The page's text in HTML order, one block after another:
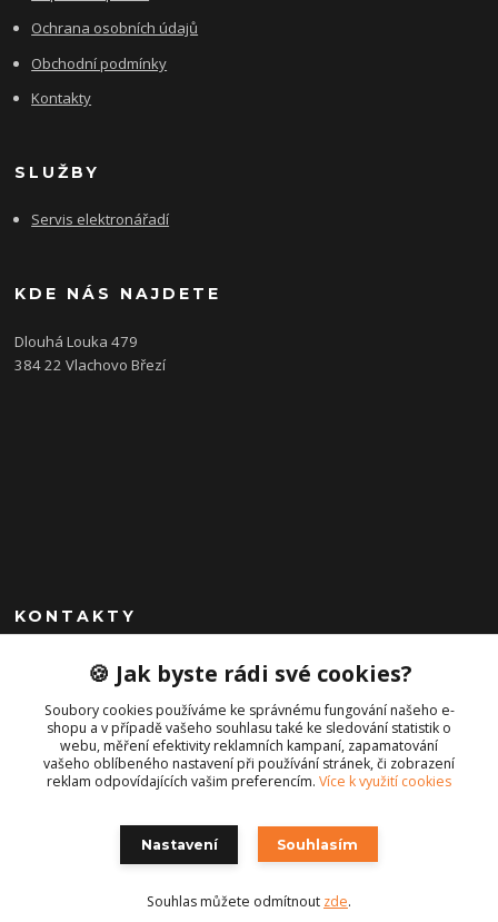
Ochrana osobních údajů
Obchodní podmínky
Kontakty
SLUŽBY
Servis elektronářadí
KDE NÁS NAJDETE
Dlouhá Louka 479
384 22 Vlachovo Březí
KONTAKTY
+420 792 757 523
obchod@cajkservis.cz
🍪 Jak byste rádi své cookies?
Soubory cookies používáme ke správnému fungování našeho e-
shopu a v případě vašeho souhlasu také ke sledování statistik o
webu, měření efektivity reklamních kampaní, zapamatování
vašeho oblíbeného nastavení při používání stránek, či zobrazení
reklam odpovídajících vašim preferencím. Více k využití cookies
Nastavení Souhlasím
Souhlas můžete odmítnout zde.